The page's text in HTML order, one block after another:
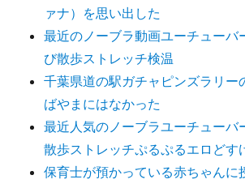
ァナ）を思い出した
最近のノーブラ動画ユーチューバ
び散歩ストレッチ検温
千葉県道の駅ガチャピンズラリー
ばやまにはなかった
最近人気のノーブラユーチューバ
散歩ストレッチぷるぷるエロどす
保育士が預かっている赤ちゃんに